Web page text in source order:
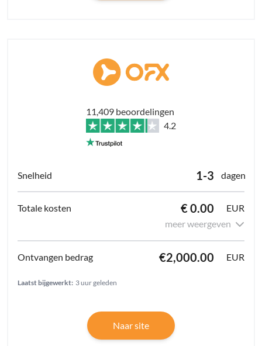
11,409 beoordelingen
4.2
1-3 dagen
€ 0.00
EUR
meer weergeven
€2,000.00 EUR
Laatst bijgewerkt: 3 uur geleden
Naar site